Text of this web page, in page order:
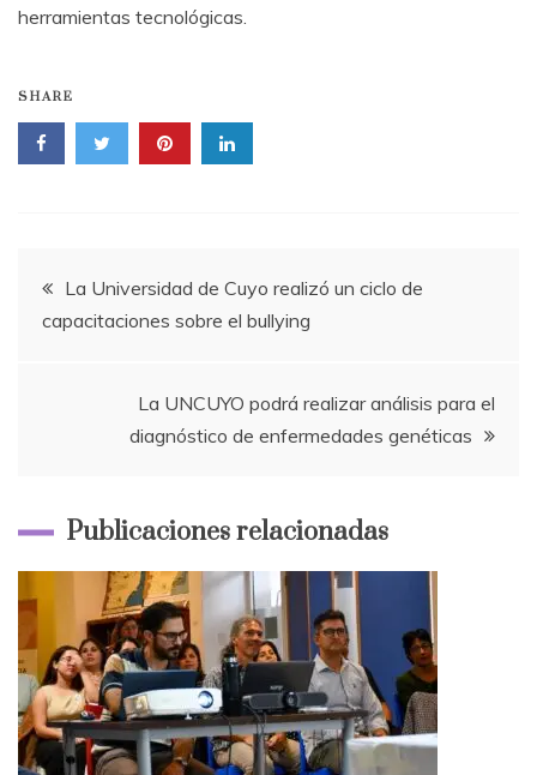
herramientas tecnológicas.
SHARE
Navegación
de
entradas
La Universidad de Cuyo realizó un ciclo de
capacitaciones sobre el bullying
La UNCUYO podrá realizar análisis para el
diagnóstico de enfermedades genéticas
Publicaciones relacionadas